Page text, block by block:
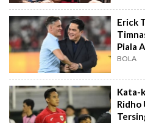
Erick
Piala
Out?
BOLA
Kata-
Ridho